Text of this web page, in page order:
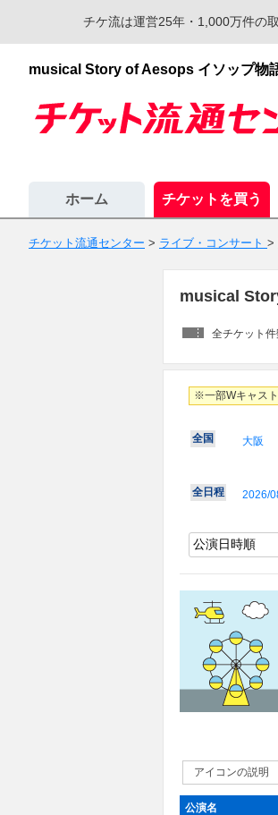
チケ流は運営25年・1,000万件の
musical Story of Aesops イソップ物
ホーム チケットを買う
チケット流通センター > ライブ・コンサート >
musical
全チケット
※一部Wキャス
全国 大阪
全日程 2026/
アイコンの説明
公演名